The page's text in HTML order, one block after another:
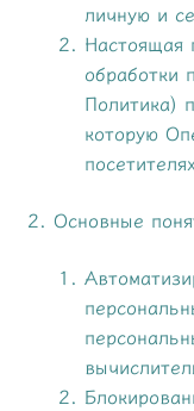
личную и
Настоящая
обработки
Политика)
которую
2. Основные